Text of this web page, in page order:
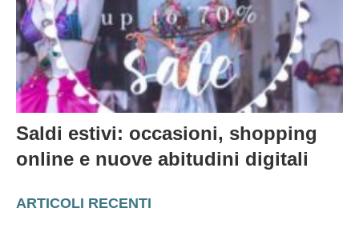
Saldi estivi: occasioni, shopping
online e nuove abitudini digitali
ARTICOLI RECENTI